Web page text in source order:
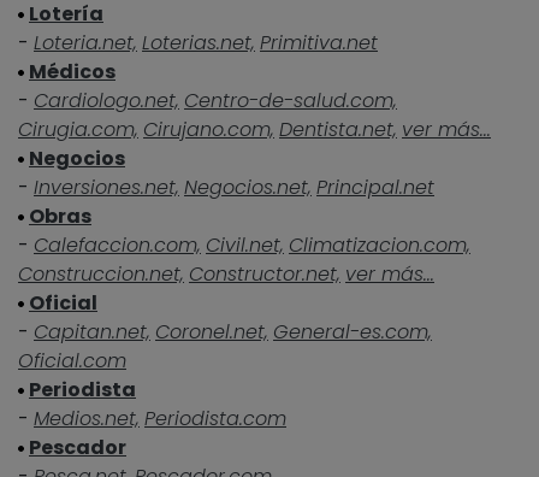
Lotería
- Loteria.net, Loterias.net, Primitiva.net
Médicos
- Cardiologo.net, Centro-de-salud.com,
Cirugia.com, Cirujano.com, Dentista.net, ver más...
Negocios
- Inversiones.net, Negocios.net, Principal.net
Obras
- Calefaccion.com, Civil.net, Climatizacion.com,
Construccion.net, Constructor.net, ver más...
Oficial
- Capitan.net, Coronel.net, General-es.com,
Oficial.com
Periodista
- Medios.net, Periodista.com
Pescador